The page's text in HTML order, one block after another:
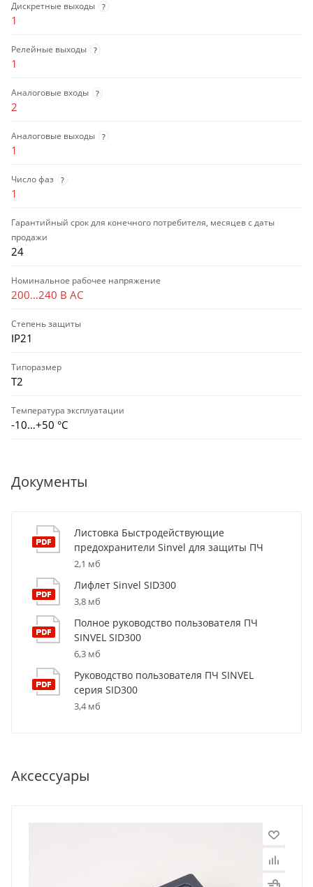
Дискретные выходы ?
1
Релейные выходы ?
1
Аналоговые входы ?
2
Аналоговые выходы ?
1
Число фаз ?
1
Гарантийный срок для конечного потребителя, месяцев с даты
продажи
24
Номинальное рабочее напряжение
200…240 В AC
Степень защиты
IP21
Типоразмер
Т2
Температура эксплуатации
-10…+50 °С
Документы
Листовка Быстродействующие
предохранители Sinvel для защиты ПЧ
2,1 мб
Лифлет Sinvel SID300
3,8 мб
Полное руководство пользователя ПЧ
SINVEL SID300
6,3 мб
Руководство пользователя ПЧ SINVEL
серия SID300
3,4 мб
Аксессуары